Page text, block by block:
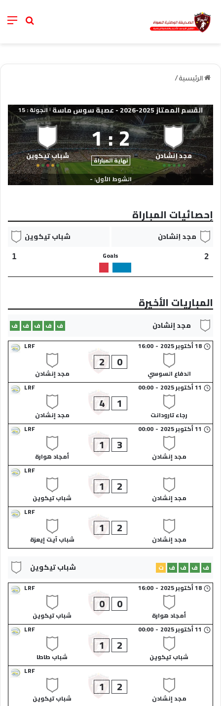
خانة
الرئيسية /
القسم الممتاز 2025-2026 - عصبة سوس ماسة | الجولة : 15
مجد إنشادن​ 2
:
1
نهاية المباراة شباب تيكوين​
الشوط الأول: -
إحصائيات المباراة
مجد إنشادن​ شباب تيكوين​
2
Goals
1
المباريات الأخيرة
مجد إنشادن​ ف ف ف ف ف
LRF
18 أكتوبر 2025 -
16:00
الدفاع السوسي​
0
2
مجد إنشادن​
LRF
11 أكتوبر 2025 -
00:00
رجاء تارودانت​
1
4
مجد إنشادن​
LRF
11 أكتوبر 2025 -
00:00
مجد إنشادن​
3
1
أمجاد هوارة​
LRF
مجد إنشادن​
2
1
شباب تيكوين​
LRF
مجد إنشادن​
2
1
شباب آيت إيعزة​
شباب تيكوين​ ف ف ف ف ت
LRF
18 أكتوبر 2025 -
16:00
أمجاد هوارة​
0
0
شباب تيكوين​
LRF
11 أكتوبر 2025 -
00:00
شباب تيكوين​
2
1
شباب طاطا​
LRF
مجد إنشادن​
2
1
شباب تيكوين​